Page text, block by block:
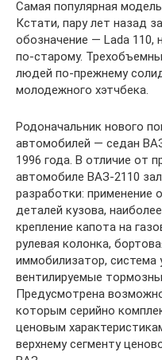
Самая популярная
Кстати, пару лет назад
обозначение — Lada 110,
по-старому.
людей по-прежнему
молодежного хэтчбека.
Родоначальник нового
автомобилей — седан
1996 года. В отличие от
автомобиле ВАЗ-2110
разработки: применение
деталей кузова,
крепление капота на
рулевая колонка,
иммобилизатор, система
вентилируемые
Предусмотрена
которым серийно
ценовым
верхнему сегменту